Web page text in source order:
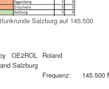
Salzburg auf 145.500
OE2ROL
Roland
Salzburg
Frequenz:
145.500